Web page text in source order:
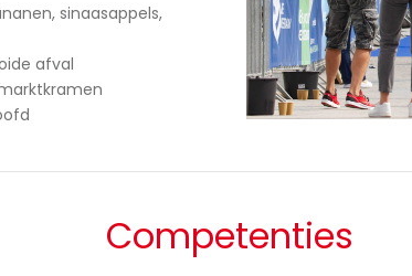
sinaasappels,
afval
Competenties